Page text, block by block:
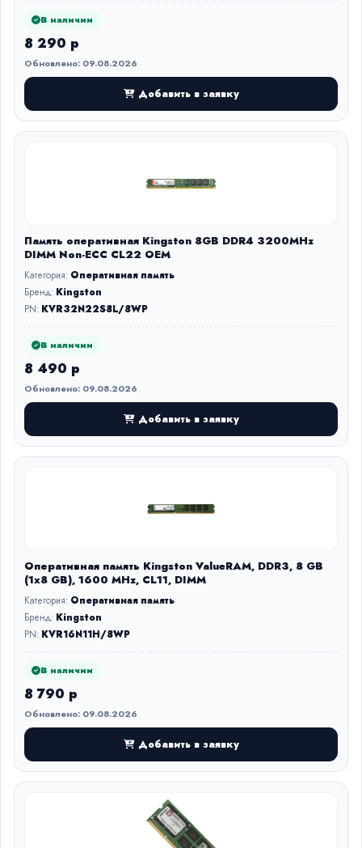
В наличии
8 290 р
Обновлено: 09.08.2026
Добавить в заявку
Память оперативная Kingston 8GB DDR4 3200MHz
DIMM Non-ECC CL22 OEM
Категория: Оперативная память
Бренд: Kingston
PN: KVR32N22S8L/8WP
В наличии
8 490 р
Обновлено: 09.08.2026
Добавить в заявку
Оперативная память Kingston ValueRAM, DDR3, 8 GB
(1x8 GB), 1600 MHz, CL11, DIMM
Категория: Оперативная память
Бренд: Kingston
PN: KVR16N11H/8WP
В наличии
8 790 р
Обновлено: 09.08.2026
Добавить в заявку